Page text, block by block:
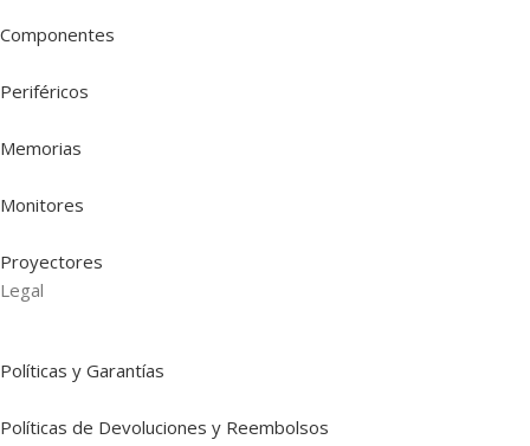
Componentes
Periféricos
Memorias
Monitores
Proyectores
Legal
Políticas y Garantías
Políticas de Devoluciones y Reembolsos